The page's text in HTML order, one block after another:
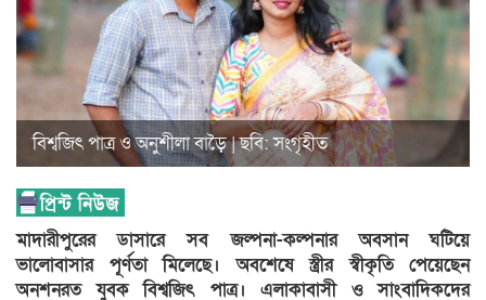
বিশ্বজিৎ পাত্র ও অনুশীলা বাড়ৈ | ছবি: সংগৃহীত
মাদারীপুরের ডাসারে সব জল্পনা-কল্পনার অবসান ঘটিয়ে
ভালোবাসার পূর্ণতা মিলেছে। অবশেষে স্ত্রীর স্বীকৃতি পেয়েছেন
অনশনরত যুবক বিশ্বজিৎ পাত্র। এলাকাবাসী ও সাংবাদিকদের